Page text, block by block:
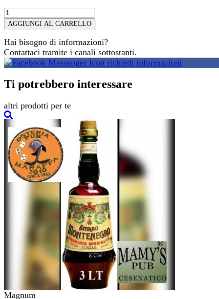
AGGIUNGI AL CARRELLO
Hai bisogno di informazioni?
Contattaci tramite i canali sottostanti.
richiedi informazioni
Ti potrebbero interessare
altri prodotti per te
Magnum